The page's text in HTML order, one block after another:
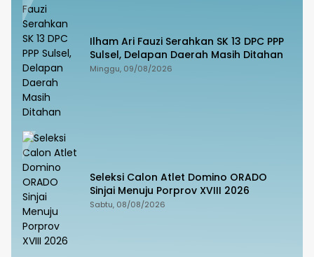
Ilham Ari Fauzi Serahkan SK 13 DPC PPP
Sulsel, Delapan Daerah Masih Ditahan
Minggu, 09/08/2026
Seleksi Calon Atlet Domino ORADO
Sinjai Menuju Porprov XVIII 2026
Sabtu, 08/08/2026